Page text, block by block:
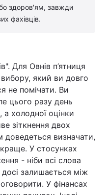
здоров'ям, завжди
фахівців.
Для Овнів п’ятниця
який ви довго
не помічати. Ви
цього разу день
холодної оцінки
зіткнення двох
доведеться визначати,
У стосунках
- ніби всі слова
залишається між
У фінансах